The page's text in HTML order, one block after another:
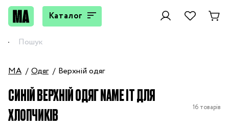
Каталог
MA Одяг Верхній одяг
СИНІЙ ВЕРХНІЙ ОДЯГ NAME IT ДЛЯ
ХЛОПЧИКІВ
16 товарів